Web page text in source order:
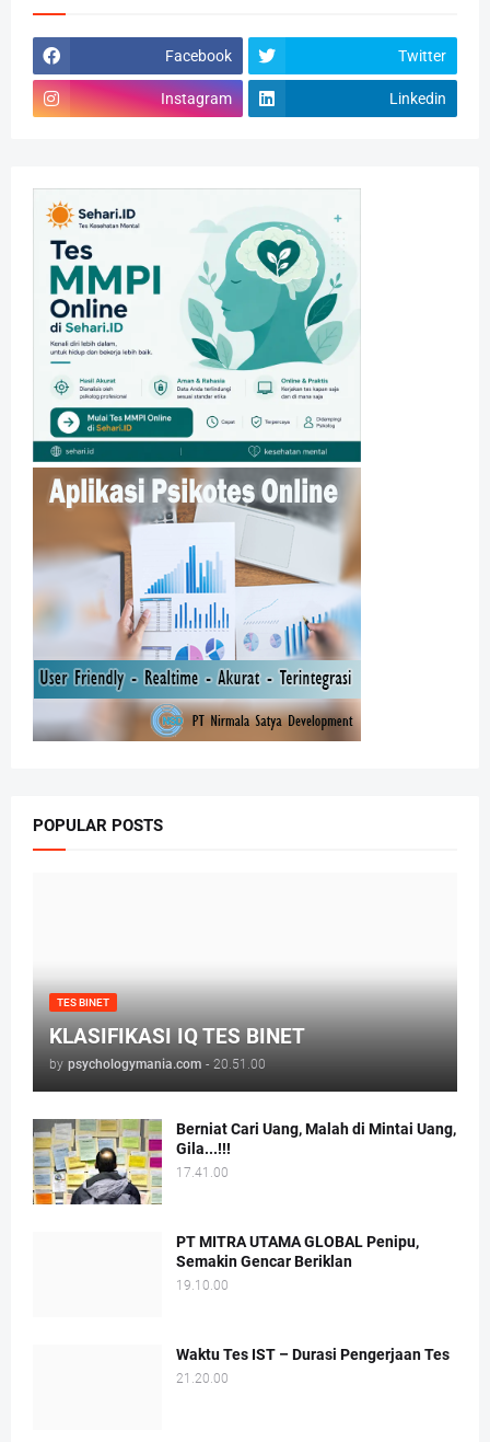
Facebook Twitter
Instagram Linkedin
POPULAR POSTS
TES BINET
KLASIFIKASI IQ TES BINET
by psychologymania.com - 20.51.00
Berniat Cari Uang, Malah di Mintai Uang,
Gila...!!!
17.41.00
PT MITRA UTAMA GLOBAL Penipu,
Semakin Gencar Beriklan
19.10.00
Waktu Tes IST – Durasi Pengerjaan Tes
21.20.00